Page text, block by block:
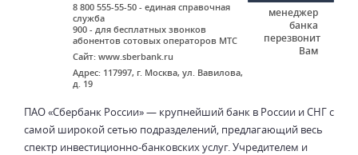
8 800 555-55-50 - единая справочная
служба
900 - для бесплатных звонков
абонентов сотовых операторов МТС
Сайт: www.sberbank.ru
Адрес: 117997, г. Москва, ул. Вавилова,
д. 19
менеджер
банка
перезвонит
Вам
ПАО «Сбербанк России» — крупнейший банк в России и СНГ с
самой широкой сетью подразделений, предлагающий весь
спектр инвестиционно-банковских услуг. Учредителем и